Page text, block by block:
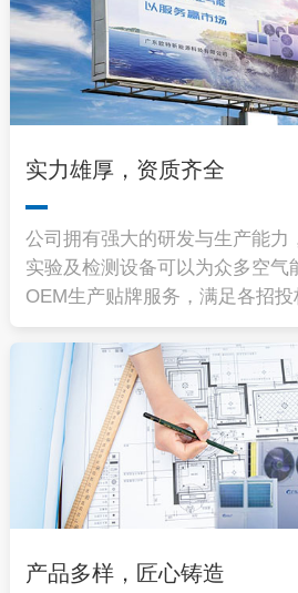
实力雄厚，资质齐全
公司拥有强大的研发与生产能力
实验及检测设备可以为众多空气
OEM生产贴牌服务，满足各招投
产品多样，匠心铸造